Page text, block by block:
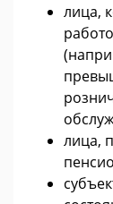
лица,
лица,